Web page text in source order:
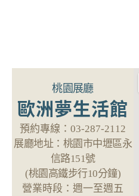
桃園展廳
歐洲夢生活館
預約專線： 03-287-2112
展廳地址： 桃園市中壢區永
信路151號
(桃園高鐵步行10分鐘)
營業時段： 週一至週五